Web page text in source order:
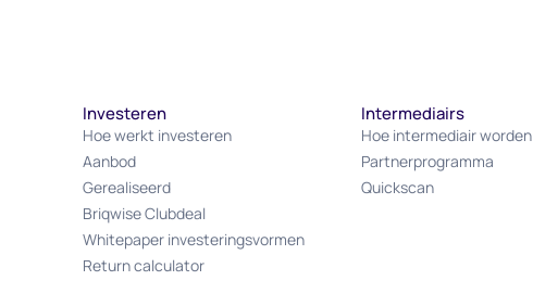
Investeren
Hoe werkt investeren
Aanbod
Gerealiseerd
Briqwise Clubdeal
Whitepaper investeringsvormen
Return calculator
Intermediairs
Hoe intermediair worden
Partnerprogramma
Quickscan